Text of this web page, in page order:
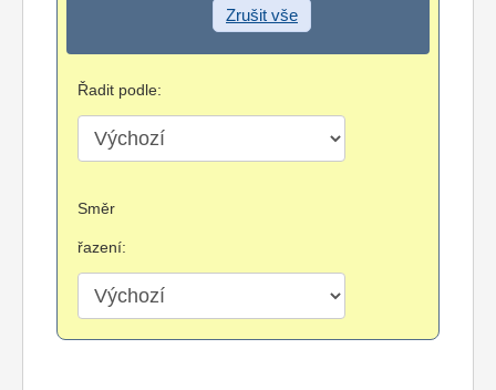
Zrušit vše
Řadit podle:
Směr
řazení: